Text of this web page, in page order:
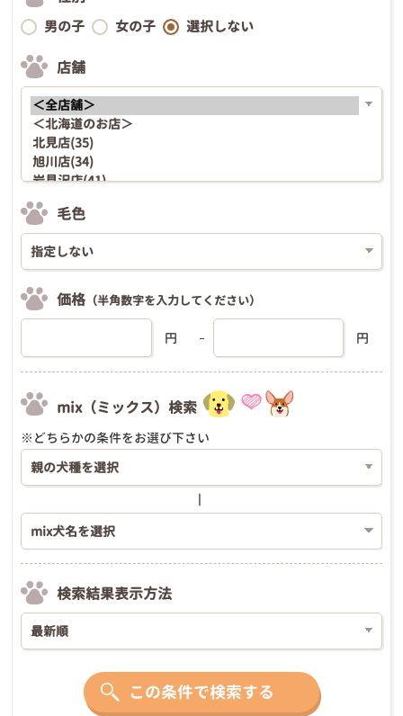
男の子 女の子 選択しない
店舗
毛色
価格 （半角数字を入力してください）
円 円
mix（ミックス）検索
※どちらかの条件をお選び下さい
検索結果表示方法
この条件で検索する